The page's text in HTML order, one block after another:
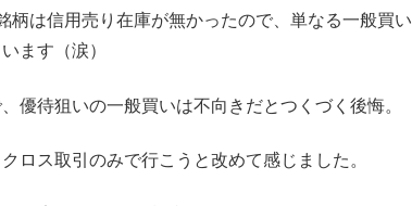
柄は信用売り在庫が無かったので、単なる一般買
ます（涙）
優待狙いの一般買いは不向きだとつくづく後悔。
ロス取引のみで行こうと改めて感じました。